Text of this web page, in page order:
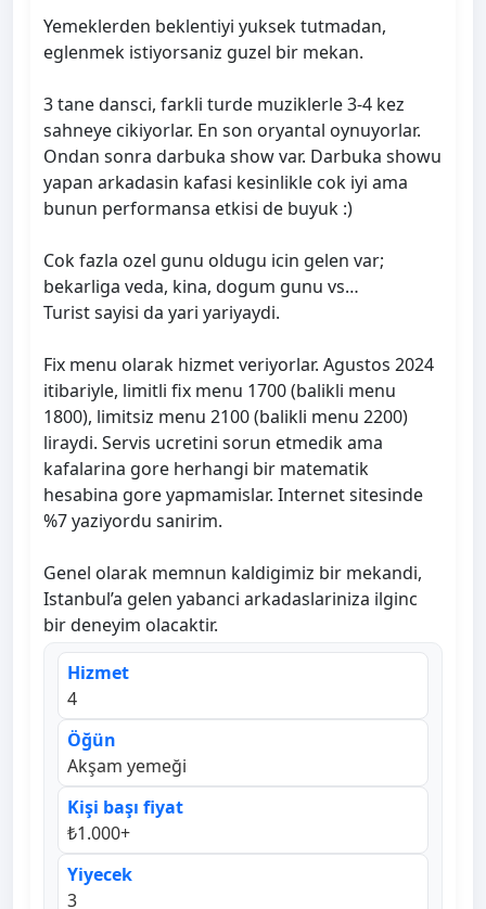
Yemeklerden beklentiyi yuksek tutmadan,
eglenmek istiyorsaniz guzel bir mekan.
3 tane dansci, farkli turde muziklerle 3-4 kez
sahneye cikiyorlar. En son oryantal oynuyorlar.
Ondan sonra darbuka show var. Darbuka showu
yapan arkadasin kafasi kesinlikle cok iyi ama
bunun performansa etkisi de buyuk :)
Cok fazla ozel gunu oldugu icin gelen var;
bekarliga veda, kina, dogum gunu vs…
Turist sayisi da yari yariyaydi.
Fix menu olarak hizmet veriyorlar. Agustos 2024
itibariyle, limitli fix menu 1700 (balikli menu
1800), limitsiz menu 2100 (balikli menu 2200)
liraydi. Servis ucretini sorun etmedik ama
kafalarina gore herhangi bir matematik
hesabina gore yapmamislar. Internet sitesinde
%7 yaziyordu sanirim.
Genel olarak memnun kaldigimiz bir mekandi,
Istanbul’a gelen yabanci arkadaslariniza ilginc
bir deneyim olacaktir.
Hizmet
4
Öğün
Akşam yemeği
Kişi başı fiyat
₺1.000+
Yiyecek
3